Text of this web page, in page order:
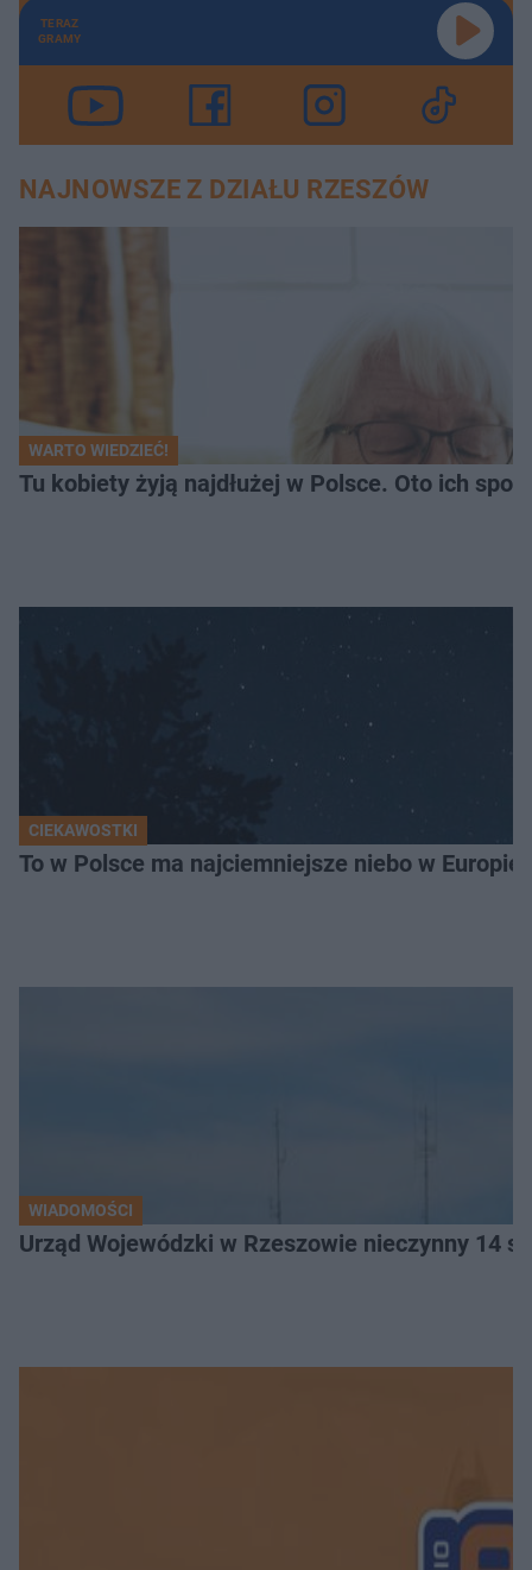
TERAZ
GRAMY
NAJNOWSZE Z DZIAŁU RZESZÓW
WARTO WIEDZIEĆ!
Tu kobiety żyją najdłużej w Polsce. Oto ich
CIEKAWOSTKI
To w Polsce ma najciemniejsze niebo w
WIADOMOŚCI
Urząd Wojewódzki w Rzeszowie nieczynny 14